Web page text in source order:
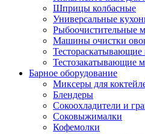
Шприцы колбасные
Универсальные
Рыбоочистительные
Машины очистки
Тестозакатывающие
Барное оборудование
Миксеры для
Блендеры
Сокоохладители и
Соковыжималки
Кофемолки